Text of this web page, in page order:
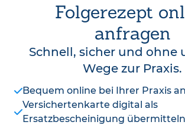
Folgerezept
anfragen
Schnell, sicher und ohne
Wege zur Praxis.
Bequem online bei Ihrer Praxis
Versichertenkarte digital als
Ersatzbescheinigung übermitteln